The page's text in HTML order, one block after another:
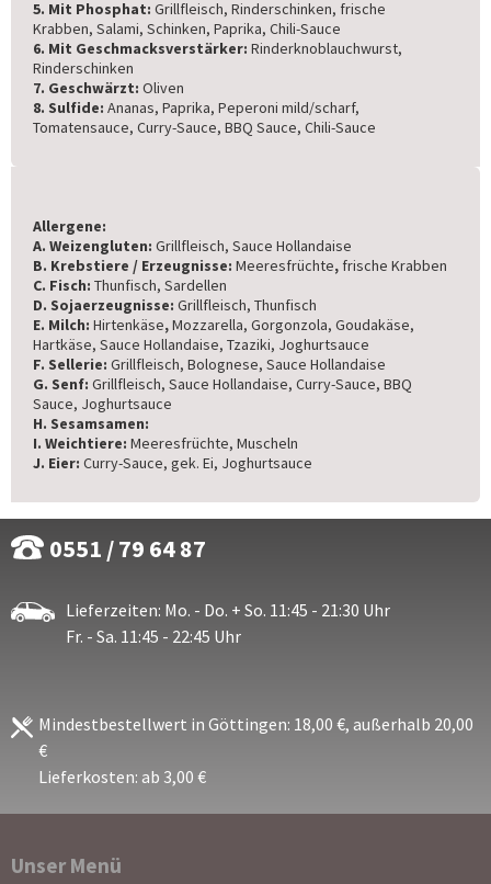
5. Mit Phosphat: Grillfleisch, Rinderschinken, frische
Krabben, Salami, Schinken, Paprika, Chili-Sauce
6. Mit Geschmacksverstärker: Rinderknoblauchwurst,
Rinderschinken
7. Geschwärzt: Oliven
8. Sulfide: Ananas, Paprika, Peperoni mild/scharf,
Tomatensauce, Curry-Sauce, BBQ Sauce, Chili-Sauce
Allergene:
A. Weizengluten: Grillfleisch, Sauce Hollandaise
B. Krebstiere / Erzeugnisse: Meeresfrüchte, frische Krabben
C. Fisch: Thunfisch, Sardellen
D. Sojaerzeugnisse: Grillfleisch, Thunfisch
E. Milch: Hirtenkäse,Mozzarella, Gorgonzola, Goudakäse,
Hartkäse, Sauce Hollandaise, Tzaziki, Joghurtsauce
F. Sellerie: Grillfleisch, Bolognese, Sauce Hollandaise
G. Senf: Grillfleisch, Sauce Hollandaise, Curry-Sauce, BBQ
Sauce, Joghurtsauce
H. Sesamsamen:
I. Weichtiere: Meeresfrüchte, Muscheln
J. Eier: Curry-Sauce, gek. Ei, Joghurtsauce
0551 / 79 64 87
Lieferzeiten: Mo. - Do. + So. 11:45 - 21:30 Uhr
Fr. - Sa. 11:45 - 22:45 Uhr
Mindestbestellwert in Göttingen: 18,00 €, außerhalb 20,00
€
Lieferkosten: ab 3,00 €
Unser Menü